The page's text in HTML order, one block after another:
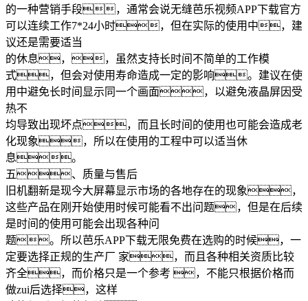
的一种营销手段，通常会说无缝芭乐视频APP下载官方
可以连续工作7*24小时，但在实际的使用中，建
议还是需要适当
的休息，，虽然支持长时间不简单的工作模
式，但会对使用寿命造成一定的影响。建议在使
用中避免长时间显示同一个画面，以避免液晶屏因受
热不
均导致出现坏点，而且长时间的使用也可能会造成老
化现象，所以在使用的工程中可以适当休
息。
五、质量与售后
旧机翻新是现今大屏幕显示市场的各地存在的现象，
这些产品在刚开始使用时候可能看不出问题，但是在后续
是时间的使用可能会出现各种问
题。所以芭乐APP下载无限免费在选购的时候，一
定要选择正规的生产厂 家，而且各种相关资质比较
齐全，而价格只是一个参考 ，不能只根据价格而
做zui后选择，这样